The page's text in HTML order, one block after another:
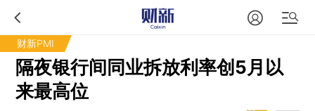
财新PMI
隔夜银行间同业拆放利率创5月以
来最高位